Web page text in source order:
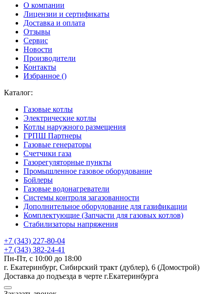
О компании
Лицензии и сертификаты
Доставка и оплата
Отзывы
Сервис
Новости
Производители
Контакты
Избранное ()
Каталог:
Газовые котлы
Электрические котлы
Котлы наружного размещения
ГРПШ Партнеры
Газовые генераторы
Счетчики газа
Газорегуляторные пункты
Промышленное газовое оборудование
Бойлеры
Газовые водонагреватели
Системы контроля загазованности
Дополнительное оборудование для газификации
Комплектующие (Запчасти для газовых котлов)
Стабилизаторы напряжения
+7 (343) 227-80-04
+7 (343) 382-24-41
Пн-Пт, с 10:00 до 18:00
г. Екатеринбург, Сибирский тракт (дублер), 6 (Домострой)
Доставка до подъезда в черте г.Екатеринбурга